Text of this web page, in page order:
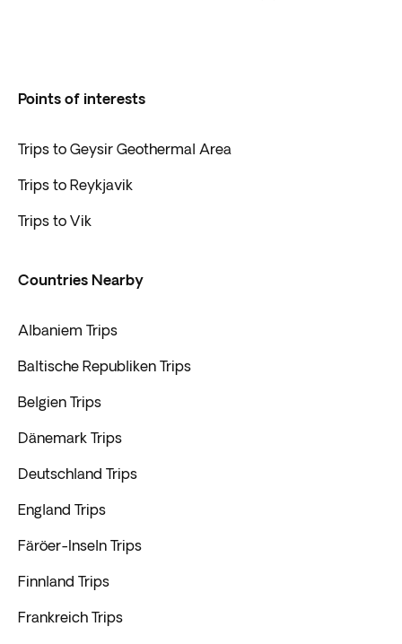
Points of interests
Trips to Geysir Geothermal Area
Trips to Reykjavik
Trips to Vik
Countries Nearby
Albaniem Trips
Baltische Republiken Trips
Belgien Trips
Dänemark Trips
Deutschland Trips
England Trips
Färöer-Inseln Trips
Finnland Trips
Frankreich Trips